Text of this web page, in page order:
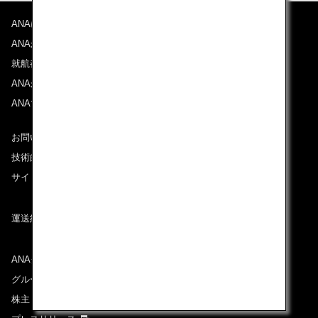
ANAについて
ANAからのお知らせ
就航都市
ANAがお約束する体験
ANAマイレージクラブ
お問い合わせ
技術的なお問い合わせ（推奨環境）
サイトマップ
運送約款
ANAグループについて
グループ企業一覧
株主・投資家情報